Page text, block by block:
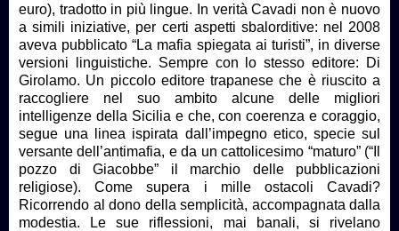
euro), tradotto in più lingue. In verità Cavadi non è nuovo
a simili iniziative, per certi aspetti sbalorditive: nel 2008
aveva pubblicato “La mafia spiegata ai turisti”, in diverse
versioni linguistiche. Sempre con lo stesso editore: Di
Girolamo. Un piccolo editore trapanese che è riuscito a
raccogliere nel suo ambito alcune delle migliori
intelligenze della Sicilia e che, con coerenza e coraggio,
segue una linea ispirata dall’impegno etico, specie sul
versante dell’antimafia, e da un cattolicesimo “maturo” (“Il
pozzo di Giacobbe” il marchio delle pubblicazioni
religiose). Come supera i mille ostacoli Cavadi?
Ricorrendo al dono della semplicità, accompagnata dalla
modestia. Le sue riflessioni, mai banali, si rivelano